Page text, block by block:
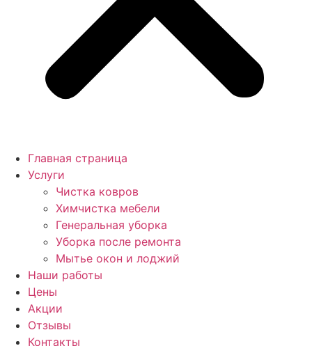
Главная страница
Услуги
Чистка ковров
Химчистка мебели
Генеральная уборка
Уборка после ремонта
Мытье окон и лоджий
Наши работы
Цены
Акции
Отзывы
Контакты